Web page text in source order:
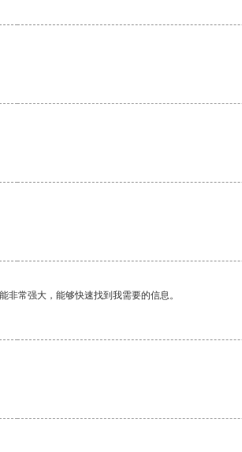
常强大，能够快速找到我需要的信息。